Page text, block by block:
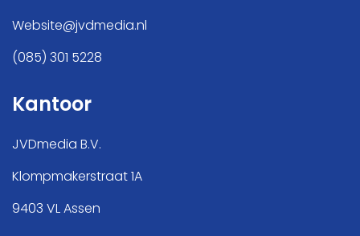
Website@jvdmedia.nl
(085) 301 5228
Kantoor
JVDmedia B.V.
Klompmakerstraat 1A
9403 VL Assen